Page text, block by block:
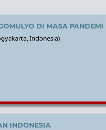
DI MASA PANDEMI
Indonesia)
INDONESIA